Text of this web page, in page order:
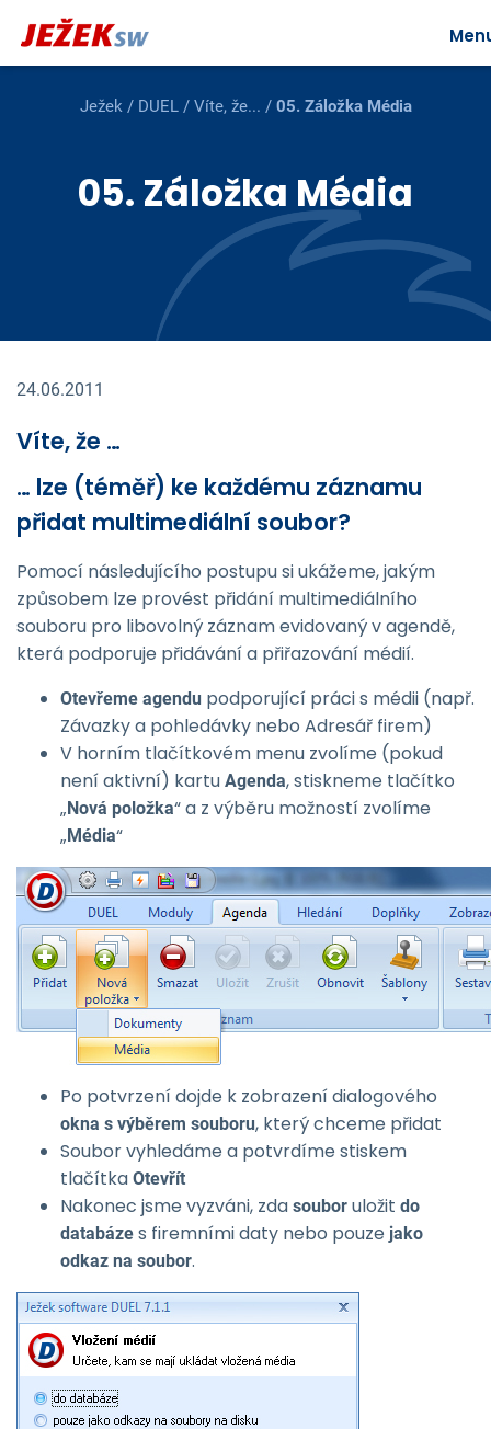
Ježek/ DUEL/ Víte, že... / 05. Záložka Média
05. Záložka Média
24.06.2011
Víte, že …
… lze (téměř) ke každému záznamu
přidat multimediální soubor?
Pomocí následujícího postupu si ukážeme, jakým
způsobem lze provést přidání multimediálního
souboru pro libovolný záznam evidovaný v agendě,
která podporuje přidávání a přiřazování médií.
Otevřeme agendu podporující práci s médii (např.
Závazky a pohledávky nebo Adresář firem)
V horním tlačítkovém menu zvolíme (pokud
není aktivní) kartu Agenda, stiskneme tlačítko
„Nová položka“ a z výběru možností zvolíme
„Média“
Po potvrzení dojde k zobrazení dialogového
okna s výběrem souboru, který chceme přidat
Soubor vyhledáme a potvrdíme stiskem
tlačítka Otevřít
Nakonec jsme vyzváni, zda soubor uložit do
databáze s firemními daty nebo pouze jako
odkaz na soubor.